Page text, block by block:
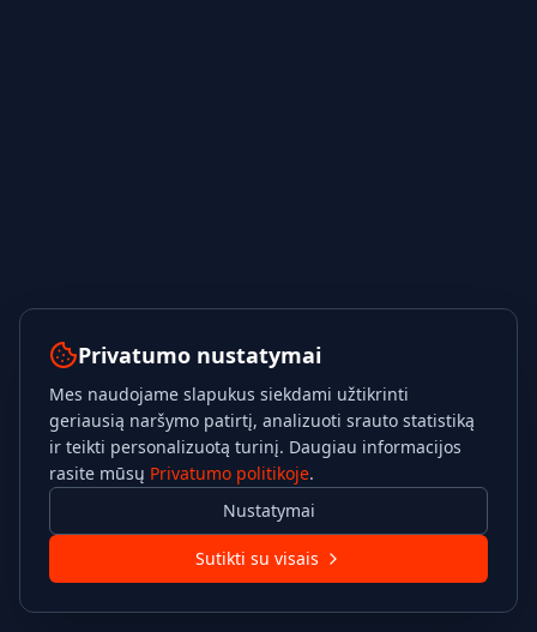
Privatumo nustatymai
Mes naudojame slapukus siekdami užtikrinti
geriausią naršymo patirtį, analizuoti srauto statistiką
ir teikti personalizuotą turinį. Daugiau informacijos
rasite mūsų Privatumo politikoje.
Nustatymai
Sutikti su visais